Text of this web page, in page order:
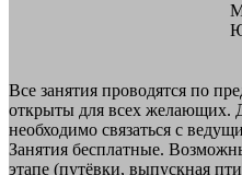
Все занятия проводятся по
открыты для всех желающих.
необходимо связаться с
Занятия бесплатные.
этапе (путёвки, выпускная